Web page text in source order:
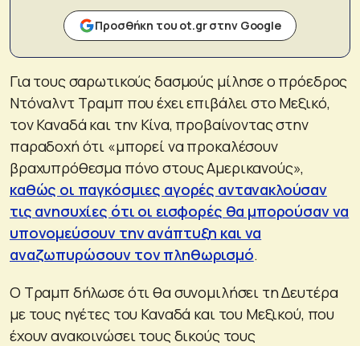
Προσθήκη του ot.gr στην Google
Για τους σαρωτικούς δασμούς μίλησε ο πρόεδρος
Ντόναλντ Τραμπ που έχει επιβάλει στο Μεξικό,
τον Καναδά και την Κίνα, προβαίνοντας στην
παραδοχή ότι «μπορεί να προκαλέσουν
βραχυπρόθεσμα πόνο στους Αμερικανούς»,
καθώς οι παγκόσμιες αγορές αντανακλούσαν
τις ανησυχίες ότι οι εισφορές θα μπορούσαν να
υπονομεύσουν την ανάπτυξη και να
αναζωπυρώσουν τον πληθωρισμό.
Ο Τραμπ δήλωσε ότι θα συνομιλήσει τη Δευτέρα
με τους ηγέτες του Καναδά και του Μεξικού, που
έχουν ανακοινώσει τους δικούς τους